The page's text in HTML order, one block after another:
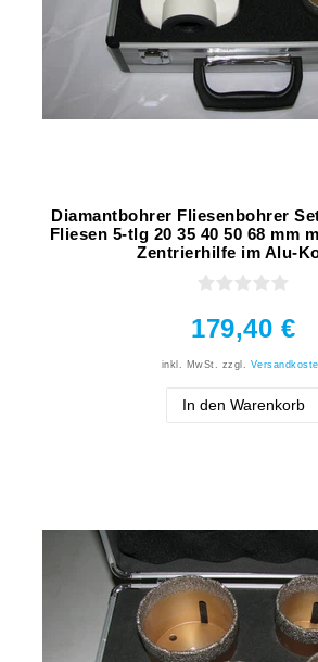
Diamantbohrer Fliesenbohrer
Fliesen 5-tlg 20 35 40 50 68 mm
Zentrierhilfe im Alu-
179,40 €
inkl. MwSt. zzgl.
In den Warenkorb